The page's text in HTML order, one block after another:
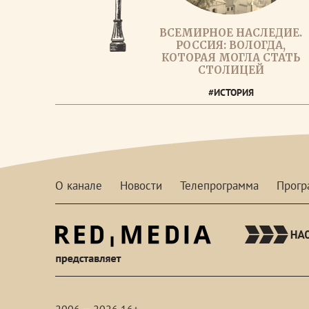
ВСЕМИРНОЕ НАСЛЕДИЕ.
РОССИЯ: ВОЛОГДА,
КОТОРАЯ МОГЛА СТАТЬ
СТОЛИЦЕЙ
#ИСТОРИЯ
О канале Новости Телепрограмма